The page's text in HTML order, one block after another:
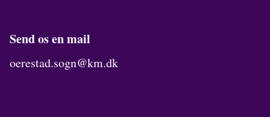
Send os en mail
oerestad.sogn@km.dk